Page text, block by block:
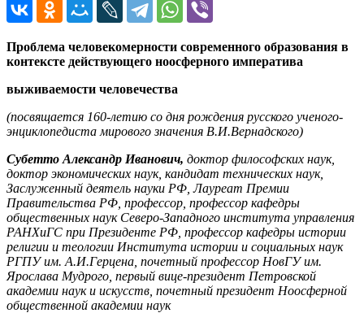
Проблема человекомерности современного образования в
контексте действующего ноосферного императива
выживаемости человечества
(посвящается 160-летию со дня рождения русского ученого-
энциклопедиста мирового значения В.И.Вернадского)
Субетто Александр Иванович, доктор философских наук,
доктор экономических наук, кандидат технических наук,
Заслуженный деятель науки РФ, Лауреат Премии
Правительства РФ, профессор, профессор кафедры
общественных наук Северо-Западного института управления
РАНХиГС при Президенте РФ, профессор кафедры истории
религии и теологии Института истории и социальных наук
РГПУ им. А.И.Герцена, почетный профессор НовГУ им.
Ярослава Мудрого, первый вице-президент Петровской
академии наук и искусств, почетный президент Ноосферной
общественной академии наук